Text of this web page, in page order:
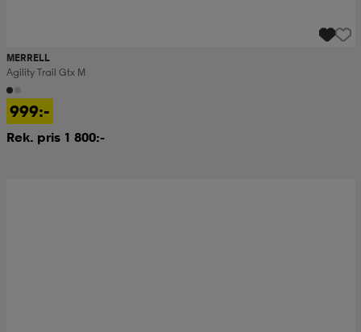
MERRELL
Agility Trail Gtx M
999:-
Rek. pris 1 800:-